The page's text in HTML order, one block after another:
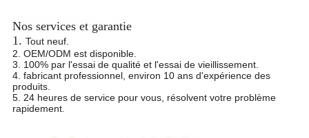
Nos services et garantie
1. Tout neuf.
2. OEM/ODM est disponible.
3. 100% par l'essai de qualité et l'essai de vieillissement.
4. fabricant professionnel, environ 10 ans d'expérience des
produits.
5. 24 heures de service pour vous, résolvent votre problème
rapidement.